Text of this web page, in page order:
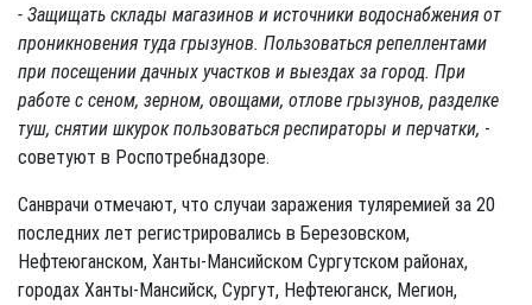
- Защищать склады магазинов и источники водоснабжения от
проникновения туда грызунов. Пользоваться репеллентами
при посещении дачных участков и выездах за город. При
работе с сеном, зерном, овощами, отлове грызунов, разделке
туш, снятии шкурок пользоваться респираторы и перчатки, -
советуют в Роспотребнадзоре.
Санврачи отмечают, что случаи заражения туляремией за 20
последних лет регистрировались в Березовском,
Нефтеюганском, Ханты-Мансийском Сургутском районах,
городах Ханты-Мансийск, Сургут, Нефтеюганск, Мегион,